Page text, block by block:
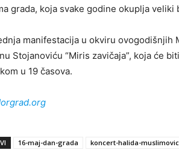
grada, koja svake godine okuplja
manifestacija u okviru
Stojanoviću “Miris zavičaja”, koja će
u 19 časova.
16-maj-dan-grada koncert-halida-